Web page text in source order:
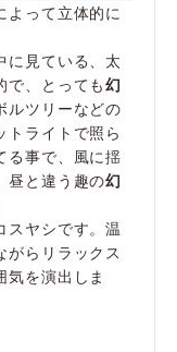
よって立体的に
に見ている、太
で、とっても幻
ルツリーなどの
トライトで照ら
る事で、風に揺
昼と違う趣の幻
スヤシです。温
がらリラックス
気を演出しま